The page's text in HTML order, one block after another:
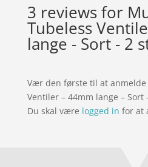
3 reviews for
Tubeless
lange - Sort - 2
Vær den første til at anmelde
Ventiler – 44mm lange – Sort
Du skal være logged in for at